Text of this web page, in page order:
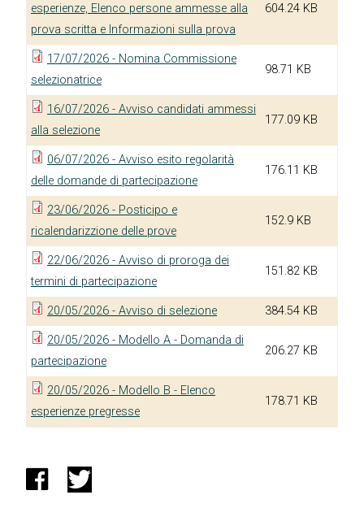
esperienze, Elenco persone ammesse alla
prova scritta e Informazioni sulla prova
604.24 KB
17/07/2026 - Nomina Commissione
selezionatrice
98.71 KB
16/07/2026 - Avviso candidati ammessi
alla selezione
177.09 KB
06/07/2026 - Avviso esito regolarità
delle domande di partecipazione
176.11 KB
23/06/2026 - Posticipo e
ricalendarizzione delle prove
152.9 KB
22/06/2026 - Avviso di proroga dei
termini di partecipazione
151.82 KB
20/05/2026 - Avviso di selezione 384.54 KB
20/05/2026 - Modello A - Domanda di
partecipazione
206.27 KB
20/05/2026 - Modello B - Elenco
esperienze pregresse
178.71 KB